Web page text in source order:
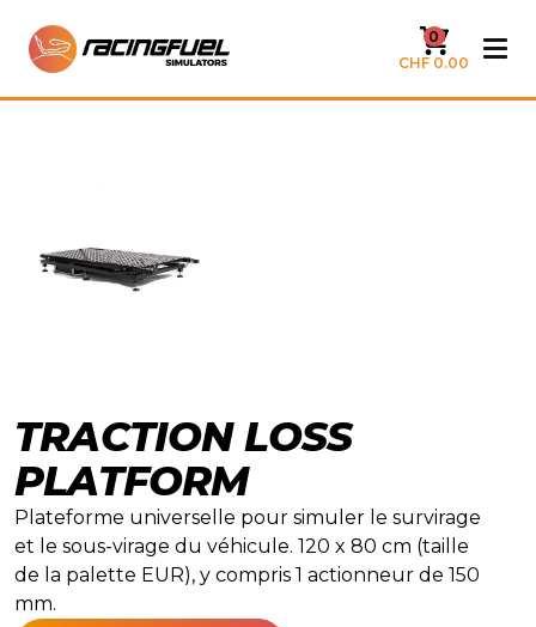
CHF 0.00
0
TRACTION LOSS
PLATFORM
Plateforme universelle pour simuler le survirage
et le sous-virage du véhicule. 120 x 80 cm (taille
de la palette EUR), y compris 1 actionneur de 150
mm.